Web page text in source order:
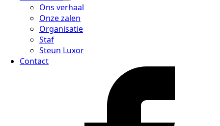
Ons verhaal
Onze zalen
Organisatie
Staf
Steun Luxor
Contact